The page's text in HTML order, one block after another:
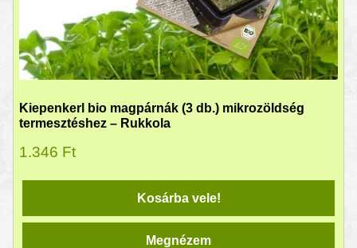
Kiepenkerl bio magpárnák (3 db.) mikrozöldség
termesztéshez – Rukkola
1.346 Ft
Kosárba vele!
Megnézem